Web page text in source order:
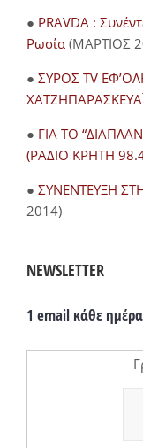
● PRAVDA :
Ρωσία (ΜΑΡΤΙΟΣ
● ΣΥΡΟΣ TV
● ΓΙΑ ΤΟ
(ΡΑΔΙΟ ΚΡΗΤΗ
● ΣΥΝΕΝΤΕΥΞΗ
2014)
NEWSLETTER
1 email κάθε ημέρα